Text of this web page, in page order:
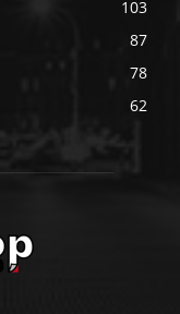
103
87
78
62